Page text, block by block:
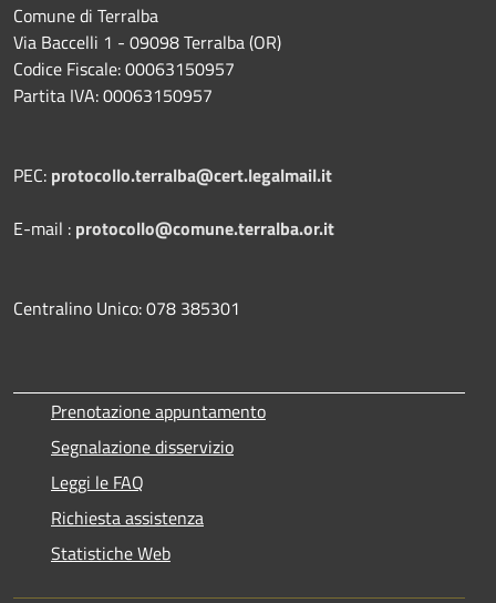
Comune di Terralba
Via Baccelli 1 - 09098 Terralba (OR)
Codice Fiscale: 00063150957
Partita IVA: 00063150957
PEC: protocollo.terralba@cert.legalmail.it
E-mail : protocollo@comune.terralba.or.it
Centralino Unico: 078 385301
Prenotazione appuntamento
Segnalazione disservizio
Leggi le FAQ
Richiesta assistenza
Statistiche Web